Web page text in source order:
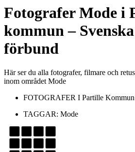
FotograferMode i
kommun–
förbund
Här ser du alla fotografer, filmare och
inom området Mode
FOTOGRAFER I Partille Kommun
TAGGAR: Mode